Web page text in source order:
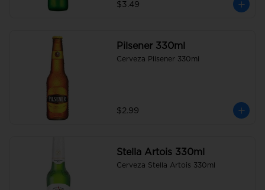
$3.49
Pilsener 330ml
Cerveza Pilsener 330ml
$2.99
Stella Artois 330ml
Cerveza Stella Artois 330ml